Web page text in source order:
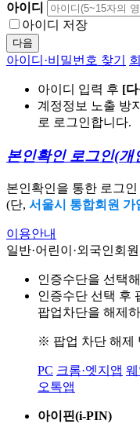
아이디
아이디 저장
다음
아이디·비밀번호 찾기
아이디 입력 후 [
계정정보 노출 방
로 로그인합니다.
본인확인 로그인(개
본인확인을 통한 로그
(단, 서울시 통합회원 가
이용안내
일반·어린이·외국인회원
인증수단을 선택
인증수단 선택 후
팝업차단을 해제
※ 팝업 차단 해제
PC 크롬·엣지앱 웨
오톡앱
아이핀(i-PIN)